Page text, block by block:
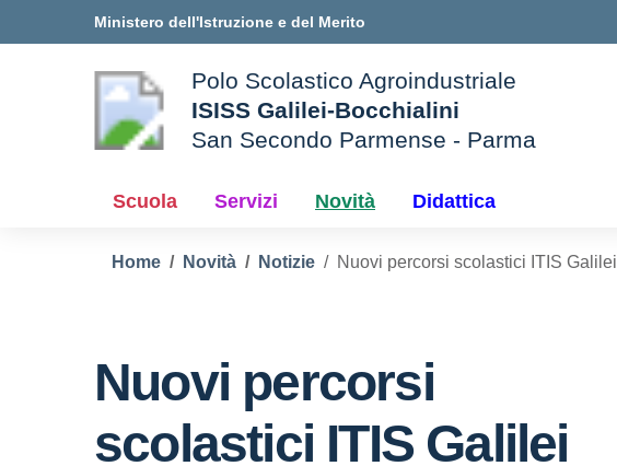
Ministero dell'Istruzione e del Merito
Polo Scolastico Agroindustriale
ISISS Galilei-Bocchialini
San Secondo Parmense - Parma
Scuola Servizi Novità Didattica
Home Novità Notizie Nuovi percorsi scolastici ITIS Galilei
Nuovi percorsi
scolastici ITIS Galilei